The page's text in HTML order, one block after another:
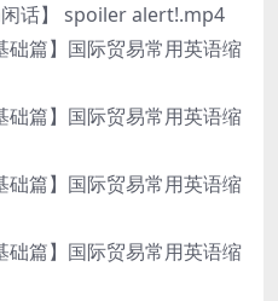
话】 spoiler alert!.mp4
础篇】国际贸易常用英语缩
础篇】国际贸易常用英语缩
础篇】国际贸易常用英语缩
础篇】国际贸易常用英语缩